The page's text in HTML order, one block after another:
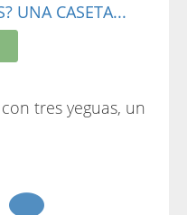
UNA CASETA...
tres yeguas, un